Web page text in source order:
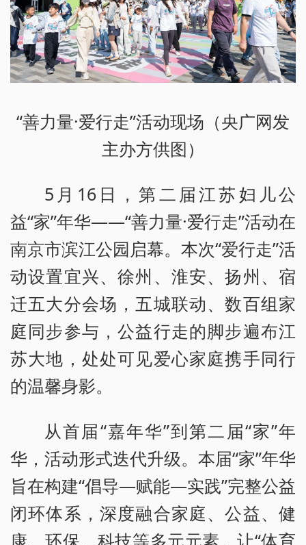
“善力量·爱行走”活动现场（央广网发
主办方供图）
5月16日，第二届江苏妇儿公
益“家”年华——“善力量·爱行走”活动在
南京市滨江公园启幕。本次“爱行走”活
动设置宜兴、徐州、淮安、扬州、宿
迁五大分会场，五城联动、数百组家
庭同步参与，公益行走的脚步遍布江
苏大地，处处可见爱心家庭携手同行
的温馨身影。
从首届“嘉年华”到第二届“家”年
华，活动形式迭代升级。本届“家”年华
旨在构建“倡导—赋能—实践”完整公益
闭环体系，深度融合家庭、公益、健
康、环保、科技等多元元素，让“体育